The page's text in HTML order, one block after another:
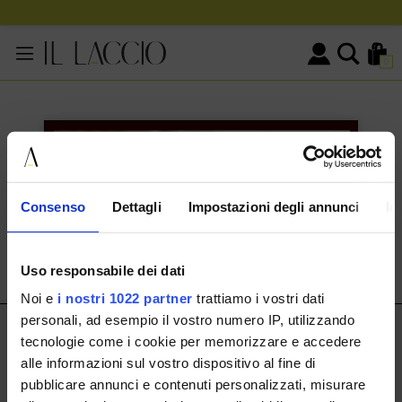
Consenso Dettagli Impostazioni degli annunci
Uso responsabile dei dati
Noi e i nostri 1022 partner trattiamo i vostri dati
personali, ad esempio il vostro numero IP, utilizzando
tecnologie come i cookie per memorizzare e accedere
alle informazioni sul vostro dispositivo al fine di
pubblicare annunci e contenuti personalizzati, misurare
0
KONTAKTINFORMATIONEN
Via Cassala 20 25126 Brescia
+393291008001
IL LACCIO
IL LACCIO